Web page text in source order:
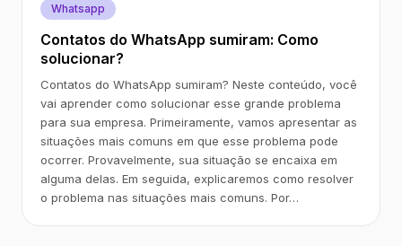
Whatsapp
Contatos do WhatsApp sumiram: Como
solucionar?
Contatos do WhatsApp sumiram? Neste conteúdo, você
vai aprender como solucionar esse grande problema
para sua empresa. Primeiramente, vamos apresentar as
situações mais comuns em que esse problema pode
ocorrer. Provavelmente, sua situação se encaixa em
alguma delas. Em seguida, explicaremos como resolver
o problema nas situações mais comuns. Por…